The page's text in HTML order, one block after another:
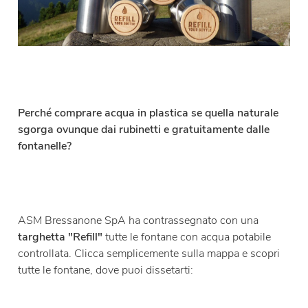
Perché comprare acqua in plastica se quella naturale
sgorga ovunque dai rubinetti e gratuitamente dalle
fontanelle?
ASM Bressanone SpA ha contrassegnato con una
targhetta "Refill" tutte le fontane con acqua potabile
controllata. Clicca semplicemente sulla mappa e scopri
tutte le fontane, dove puoi dissetarti: